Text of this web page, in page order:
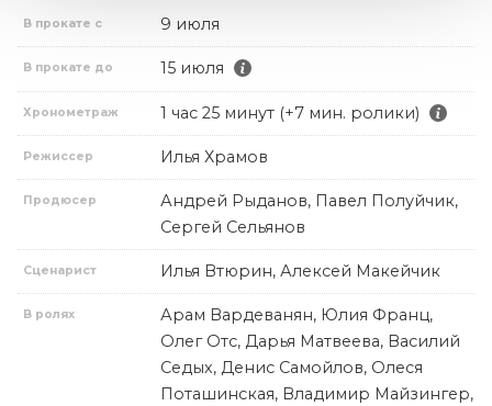
В прокате с 9 июля
В прокате до 15 июля
Хронометраж 1 час 25 минут (+7 мин. ролики)
Режиссер Илья Храмов
Продюсер
Андрей Рыданов, Павел Полуйчик,
Сергей Сельянов
Сценарист Илья Втюрин, Алексей Макейчик
В ролях
Арам Вардеванян, Юлия Франц,
Олег Отс, Дарья Матвеева, Василий
Седых, Денис Самойлов, Олеся
Поташинская, Владимир Майзингер,